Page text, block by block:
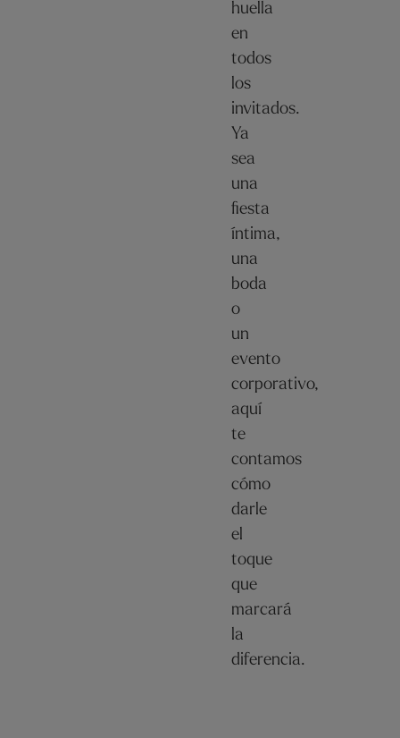
huella
en
todos
los
invitados.
Ya
sea
una
fiesta
íntima,
una
boda
o
un
evento
corporativo,
aquí
te
contamos
cómo
darle
el
toque
que
marcará
la
diferencia.